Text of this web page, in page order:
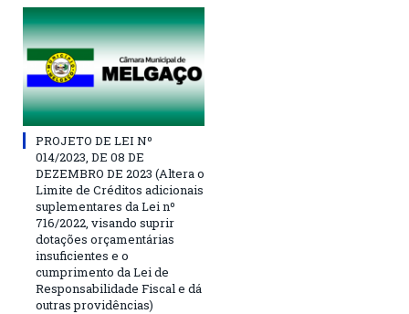
PROJETO DE LEI Nº
014/2023, DE 08 DE
DEZEMBRO DE 2023 (Altera o
Limite de Créditos adicionais
suplementares da Lei nº
716/2022, visando suprir
dotações orçamentárias
insuficientes e o
cumprimento da Lei de
Responsabilidade Fiscal e dá
outras providências)